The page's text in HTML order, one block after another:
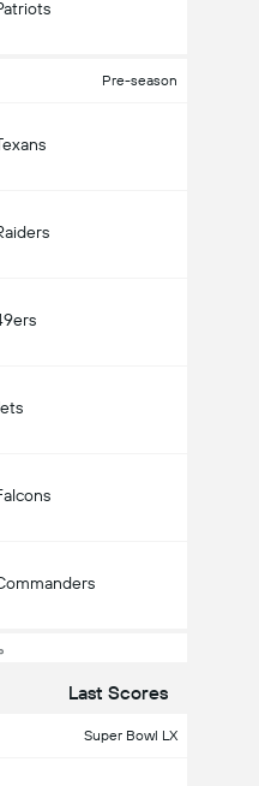
Pre-season
Last Scores
Super Bowl LX